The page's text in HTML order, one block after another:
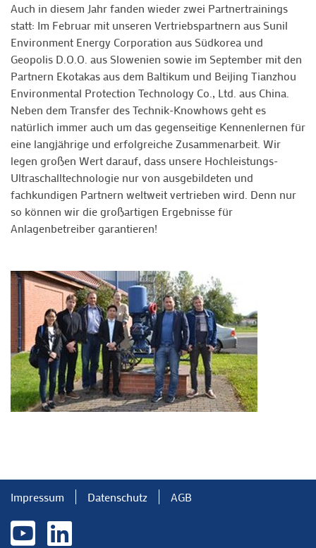
Auch in diesem Jahr fanden wieder zwei Partnertrainings
statt: Im Februar mit unseren Vertriebspartnern aus Sunil
Environment Energy Corporation aus Südkorea und
Geopolis D.O.O. aus Slowenien sowie im September mit den
Partnern Ekotakas aus dem Baltikum und Beijing Tianzhou
Environmental Protection Technology Co., Ltd. aus China.
Neben dem Transfer des Technik-Knowhows geht es
natürlich immer auch um das gegenseitige Kennenlernen für
eine langjährige und erfolgreiche Zusammenarbeit. Wir
legen großen Wert darauf, dass unsere Hochleistungs-
Ultraschalltechnologie nur von ausgebildeten und
fachkundigen Partnern weltweit vertrieben wird. Denn nur
so können wir die großartigen Ergebnisse für
Anlagenbetreiber garantieren!
Impressum Datenschutz AGB